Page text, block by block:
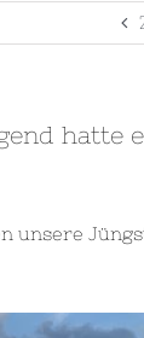
hatte
unsere